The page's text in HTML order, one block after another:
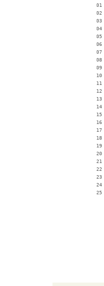
01
02
03
04
05
06
07
08
09
10
11
12
13
14
15
16
17
18
19
20
21
22
23
24
25